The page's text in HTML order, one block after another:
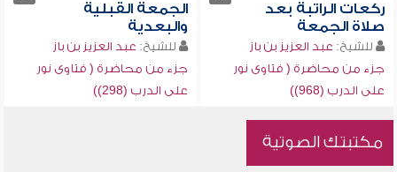
ركعات الراتبة بعد
صلاة الجمعة
للشيخ: عبد العزيز بن باز
جزء من محاضرة ( فتاوى نور
على الدرب (968))
الجمعة القبلية
والبعدية
للشيخ: عبد العزيز بن باز
جزء من محاضرة ( فتاوى نور
على الدرب (298))
مكتبتك الصوتية